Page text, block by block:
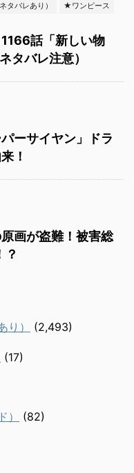
タバレあり） ★ワンピース
1166話「新しい物
タバレ注意）
ーサイヤン」ドラ
！
原画が盗難！被害総
？
）
(2,493)
(17)
(82)